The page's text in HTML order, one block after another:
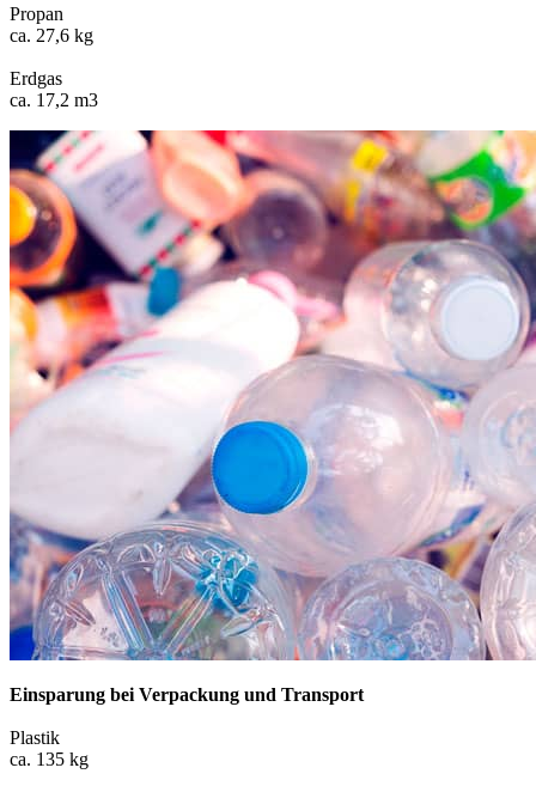
Propan
ca. 27,6 kg
Erdgas
ca. 17,2 m3
Einsparung bei Verpackung und Transport
Plastik
ca. 135 kg